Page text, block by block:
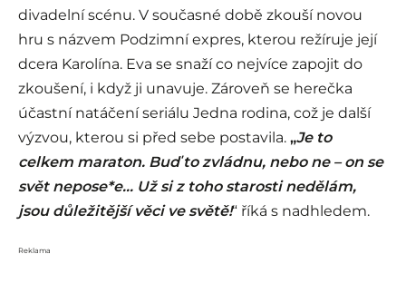
divadelní scénu. V současné době zkouší novou
hru s názvem Podzimní expres, kterou režíruje její
dcera Karolína. Eva se snaží co nejvíce zapojit do
zkoušení, i když ji unavuje. Zároveň se herečka
účastní natáčení seriálu Jedna rodina, což je další
výzvou, kterou si před sebe postavila. „Je to
celkem maraton. Buď to zvládnu, nebo ne – on se
svět nepose*e… Už si z toho starosti nedělám,
jsou důležitější věci ve světě!“ říká s nadhledem.
Reklama